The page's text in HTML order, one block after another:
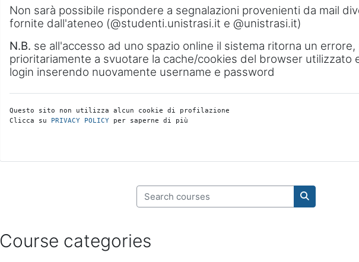
Non sarà possibile rispondere a segnalazioni provenienti da mail
fornite dall'ateneo (@studenti.unistrasi.it e @unistrasi.it)
N.B. se all'accesso ad uno spazio online il sistema ritorna un errore,
prioritariamente a svuotare la cache/cookies del browser utilizzato
login inserendo nuovamente username e password
Questo sito non utilizza alcun cookie di profilazione
Clicca su PRIVACY POLICY per saperne di più
Search courses
Search
Course categories